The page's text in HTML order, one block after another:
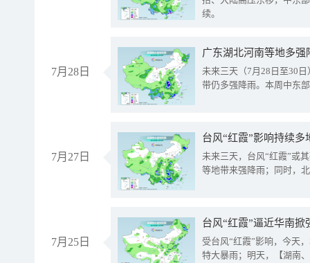
续。
7月28日
广东湖北河南等地多
未来三天（7月28日至30
带仍多强降雨。本周中东
7月27日
台风“红霞”影响持续
未来三天，台风“红霞”或
等地带来强降雨；同时，
7月25日
台风“红霞”逼近华南
受台风“红霞”影响，今天
特大暴雨；明天，【湖南